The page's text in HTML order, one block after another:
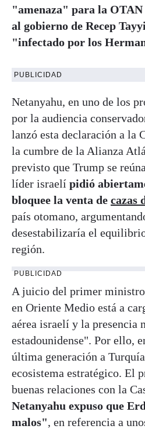
"amenaza" para la OTAN
al gobierno de Recep
"infectado por los
PUBLICIDAD
Netanyahu, en uno de los
por la audiencia
lanzó esta declaración a la
la cumbre de la Alianza
previsto que Trump se
líder israelí pidió
bloquee la venta de cazas
país otomano,
desestabilizaría el
región.
PUBLICIDAD
A juicio del primer
en Oriente Medio está a
aérea israelí y la presencia
estadounidense". Por ello,
última generación a
ecosistema estratégico. El
buenas relaciones con la
Netanyahu expuso que
malos", en referencia a